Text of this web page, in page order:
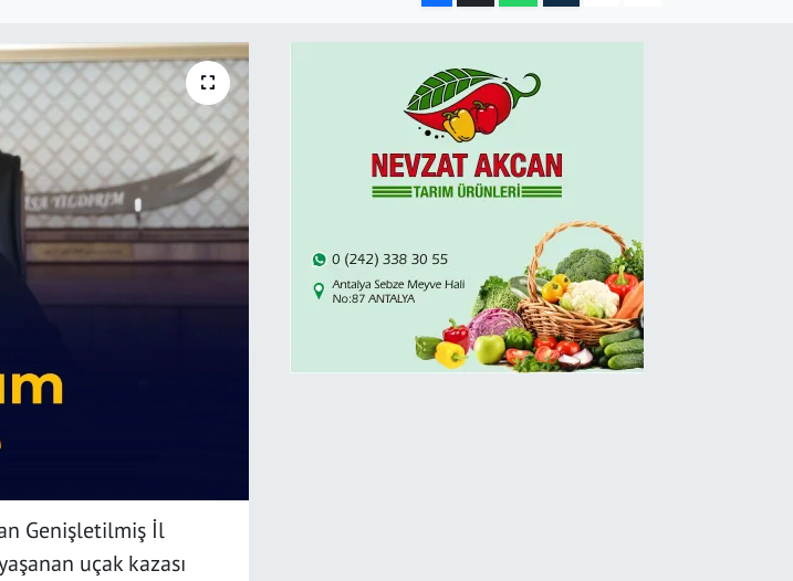
Genişletilmiş İl
uçak kazası